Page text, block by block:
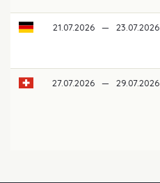
21.07.2026 — 23.07.2026
27.07.2026 — 29.07.2026